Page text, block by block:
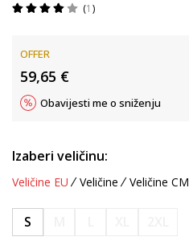
1
OFFER
59,65 €
Obavijesti me o sniženju
Izaberi veličinu:
Veličine EU Veličine Veličine CM
S